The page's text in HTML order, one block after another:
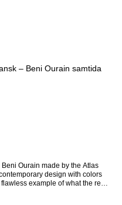
– Beni Ourain samtida
Ourain made by the Atlas
design with colors
example of what the real